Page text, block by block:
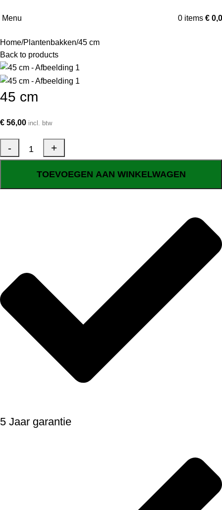
Menu 0 items €
Home Plantenbakken 45 cm
Back to products
45 cm
€ 56,00 incl. btw
TOEVOEGEN AAN WINKELWAGEN
5 Jaar garantie